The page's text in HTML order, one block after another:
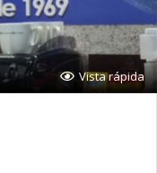
Vista rápida